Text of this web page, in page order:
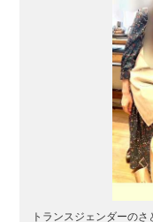
トランスジェンダーの